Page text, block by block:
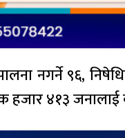
नगर्ने ९६,
४१३ जनालाई